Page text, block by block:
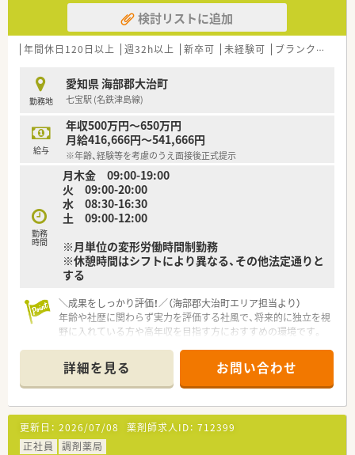
【想定されるモデル年収】
■ご経験やスキルに応じて、年収450万円から650万円の範囲で
提示されます。
の検討も可能です。
■提示される年収には、月45時間分の残業手当が予め含まれて
いる点にご留意ください。
【やりがい/おすすめポイント】
■年齢や社歴に関係なく、日々の成果が昇給や昇格に直結する実
力主義の体制が魅力です。
■有給休暇の消化率が非常に高く、年間休日120日と合わせてワ
ークライフバランスを保てます。
■独立支援制度やゼネラリストへの道など、多様なキャリアパス
が用意されている点もやりがいです。
検討リストに追加
年間休日120日以上 週32h以上 新卒可 未経験可 ブランク可
勤務地
愛知県 海部郡大治町
七宝駅 (名鉄津島線)
給与
年収500万円～650万円
月給416,666円～541,666円
※年齢、経験等を考慮のうえ面接後正式提示
勤務
時間
月木金 09:00-19:00
火 09:00-20:00
水 08:30-16:30
土 09:00-12:00
※月単位の変形労働時間制勤務
※休憩時間はシフトにより異なる、その他法定通りと
する
＼成果をしっかり評価！／（海部郡大治町エリア担当より）
年齢や社歴に関わらず実力を評価する社風で、将来的に独立を視
野に入れている方や高年収を目指す方におすすめの環境です。
【店舗情報と応需状況について】
■七宝駅からお車で14分ほどの場所に位置しており、マイカー
での通勤がしやすく日々の移動も非常に快適です。
■主に近隣のクリニックから内科や小児科、消化器科、整形外科
の処方箋を1日60枚から80枚ほど応需しています。
■幅広い年齢層の患者様が来局されるため、様々な疾患に対する
薬物治療の知識を深めながら業務に取り組めます。
詳細を見る お問い合わせ
更新日： 2026/07/08 薬剤師求人ID： 712399
正社員
調剤薬局